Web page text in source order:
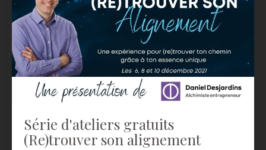
Série d'ateliers gratuits
(Re)trouver son alignement